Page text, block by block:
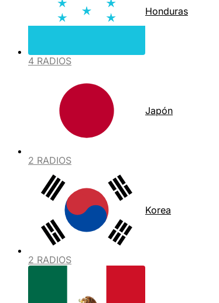
Honduras
4 RADIOS
Japón
2 RADIOS
Korea
2 RADIOS